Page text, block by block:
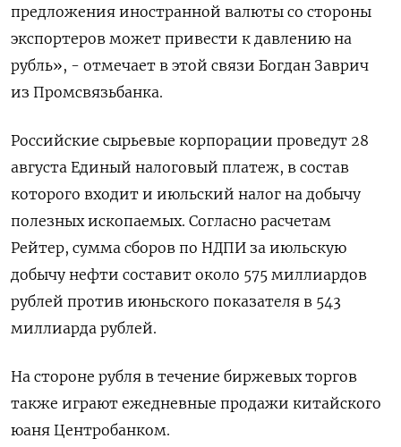
предложения иностранной валюты со стороны
экспортеров может привести к давлению на
рубль», - отмечает в этой связи Богдан Заврич
из Промсвязьбанка.
Российские сырьевые корпорации проведут 28
августа Единый налоговый платеж, в состав
которого входит и июльский налог на добычу
полезных ископаемых. Согласно расчетам
Рейтер, сумма сборов по НДПИ за июльскую
добычу нефти составит около 575 миллиардов
рублей против июньского показателя в 543
миллиарда рублей.
На стороне рубля в течение биржевых торгов
также играют ежедневные продажи китайского
юаня Центробанком.